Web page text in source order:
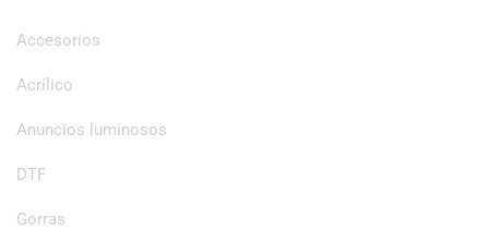
Accesorios
Acrílico
Anuncios luminosos
DTF
Gorras